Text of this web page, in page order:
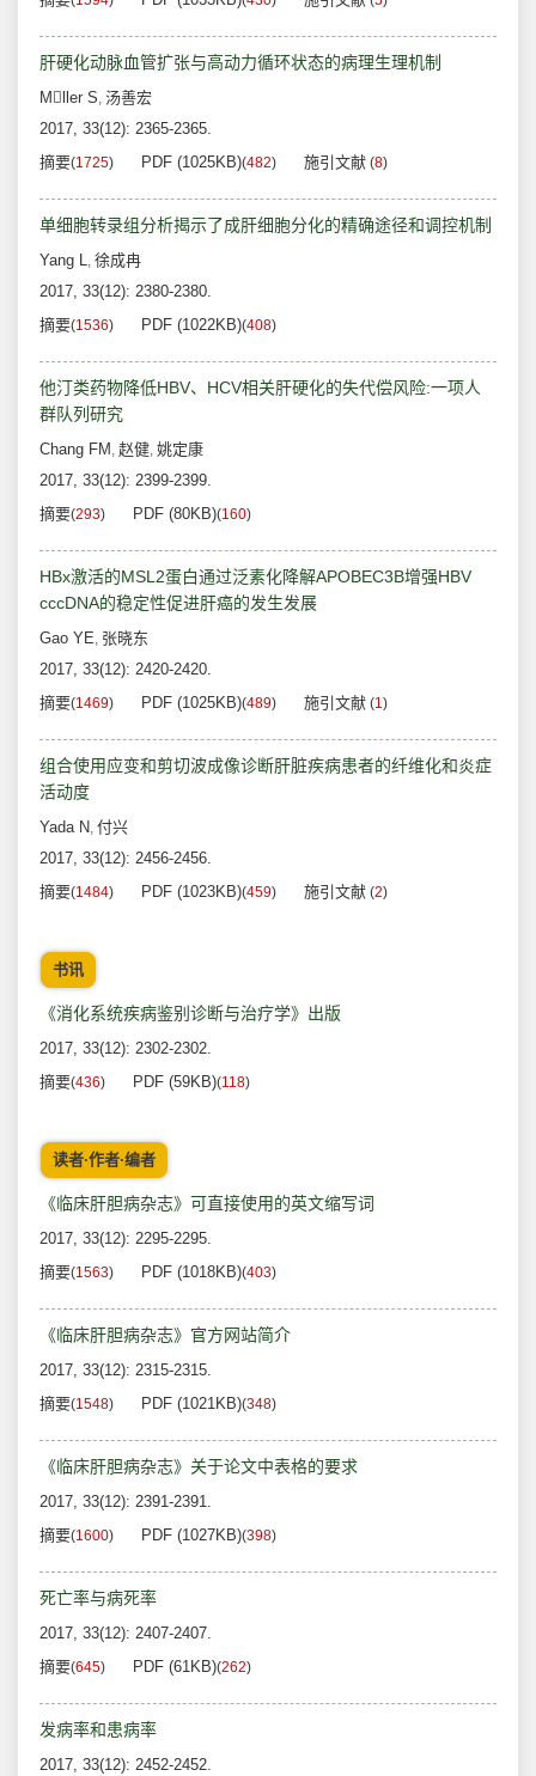
肝硬化动脉血管扩张与高动力循环状态的病理生理机制
Mller S, 汤善宏
2017, 33(12): 2365-2365.
摘要(1725) PDF (1025KB)(482) 施引文献 (8)
单细胞转录组分析揭示了成肝细胞分化的精确途径和调控机制
Yang L, 徐成冉
2017, 33(12): 2380-2380.
摘要(1536) PDF (1022KB)(408)
他汀类药物降低HBV、HCV相关肝硬化的失代偿风险:一项人
群队列研究
Chang FM , 赵健, 姚定康
2017, 33(12): 2399-2399.
摘要(293) PDF (80KB)(160)
HBx激活的MSL2蛋白通过泛素化降解APOBEC3B增强HBV
cccDNA的稳定性促进肝癌的发生发展
Gao YE, 张晓东
2017, 33(12): 2420-2420.
摘要(1469) PDF (1025KB)(489) 施引文献 (1)
组合使用应变和剪切波成像诊断肝脏疾病患者的纤维化和炎症
活动度
Yada N, 付兴
2017, 33(12): 2456-2456.
摘要(1484) PDF (1023KB)(459) 施引文献 (2)
书讯
《消化系统疾病鉴别诊断与治疗学》出版
2017, 33(12): 2302-2302.
摘要(436) PDF (59KB)(118)
读者·作者·编者
《临床肝胆病杂志》可直接使用的英文缩写词
2017, 33(12): 2295-2295.
摘要(1563) PDF (1018KB)(403)
《临床肝胆病杂志》官方网站简介
2017, 33(12): 2315-2315.
摘要(1548) PDF (1021KB)(348)
《临床肝胆病杂志》关于论文中表格的要求
2017, 33(12): 2391-2391.
摘要(1600) PDF (1027KB)(398)
死亡率与病死率
2017, 33(12): 2407-2407.
摘要(645) PDF (61KB)(262)
发病率和患病率
2017, 33(12): 2452-2452.